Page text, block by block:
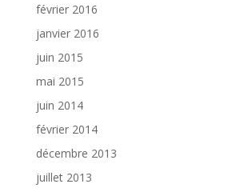
février 2016
janvier 2016
juin 2015
mai 2015
juin 2014
février 2014
décembre 2013
juillet 2013